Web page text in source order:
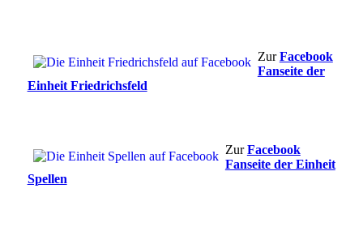
ZurFacebook
Fanseite der
Einheit Friedrichsfeld
ZurFacebook
Fanseite der Einheit
Spellen